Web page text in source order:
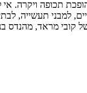
תעשייה,
מראד, מהנדס